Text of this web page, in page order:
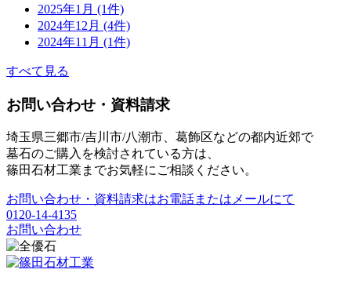
2025年1月 (1件)
2024年12月 (4件)
2024年11月 (1件)
すべて見る
お問い合わせ・資料請求
埼玉県三郷市/吉川市/八潮市、葛飾区などの都内近郊で
墓石のご購入を検討されている方は、
篠田石材工業までお気軽にご相談ください。
お問い合わせ・資料請求はお電話またはメールにて
0120-14-4135
お問い合わせ